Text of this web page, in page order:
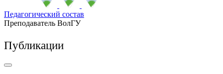
Педагогический состав
Преподаватель ВолГУ
Публикации